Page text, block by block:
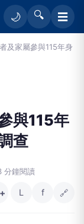
🌙 🔍 ☰
及家屬參與115年身
與115年
查
分鐘閱讀
L f 🔗